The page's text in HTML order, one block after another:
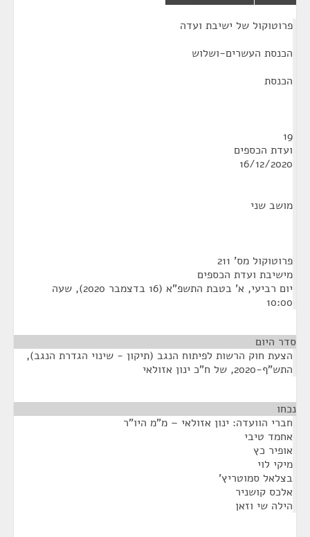
פרוטוקול של ישיבת ועדה
הכנסת העשרים-ושלוש
הכנסת
19
ועדת הכספים
16/12/2020
מושב שני
פרוטוקול מס' 211
מישיבת ועדת הכספים
יום רביעי, א' בטבת התשפ"א (16 בדצמבר 2020), שעה
10:00
סדר היום
הצעת חוק הרשות לפיתוח הנגב (תיקון - שינוי הגדרת הנגב),
התש"ף-2020, של ח"כ ינון אזולאי
נכחו
חברי הוועדה: ינון אזולאי – מ"מ היו"ר
אחמד טיבי
אופיר כץ
מיקי לוי
בצלאל סמוטריץ'
אלכס קושניר
הילה שי וזאן